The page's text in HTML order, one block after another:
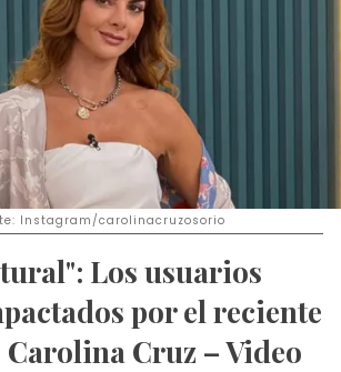
Instagram/carolinacruzosorio
Los usuarios
por el reciente
Carolina Cruz – Video